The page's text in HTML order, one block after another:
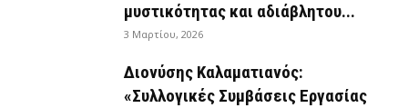
μυστικότητας και αδιάβλητου...
3 Μαρτίου, 2026
Διονύσης Καλαματιανός:
«Συλλογικές Συμβάσεις Εργασίας